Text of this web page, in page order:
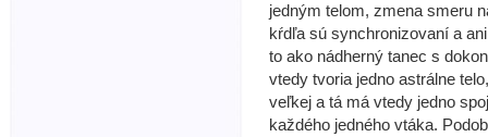
jedným telom, zmena smeru
kŕdľa sú synchronizovaní a
to ako nádherný tanec s
vtedy tvoria jedno astrálne
veľkej a tá má vtedy jedno
každého jedného vtáka.